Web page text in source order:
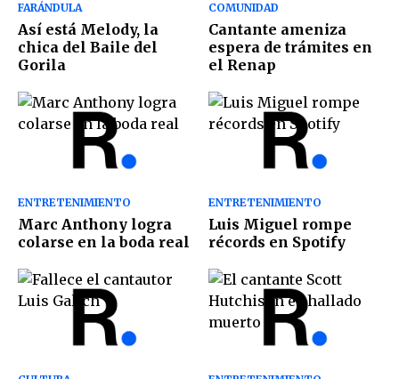
FARÁNDULA
Así está Melody, la
chica del Baile del
Gorila
COMUNIDAD
Cantante ameniza
espera de trámites en
el Renap
ENTRETENIMIENTO
Marc Anthony logra
colarse en la boda real
ENTRETENIMIENTO
Luis Miguel rompe
récords en Spotify